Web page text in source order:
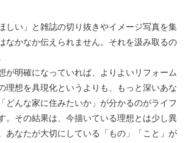
しい」と雑誌の切り抜きやイメージ写真を集
なかなか伝えられません。それを汲み取るの
が明確になっていれば、よりよいリフォーム
理想を具現化というよりも、もっと深いあな
どんな家に住みたいか」が分かるのがライフ
。その結果は、今描いている理想とは少し異
あなたが大切にしている「もの」「こと」が